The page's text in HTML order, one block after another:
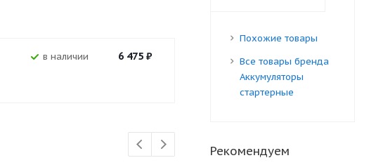
В наличии 6 475₽
Похожие товары
Все товары бренда
Аккумуляторы
стартерные
Рекомендуем